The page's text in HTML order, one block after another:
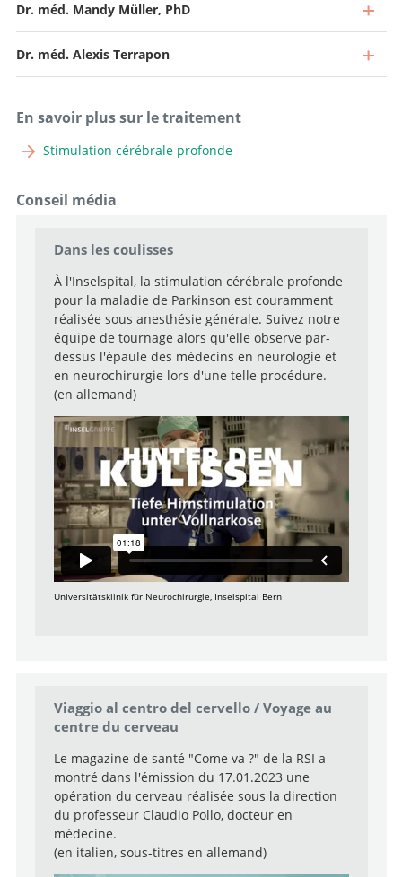
Médecin spécialiste à 40 %, Chef de la neurochirurgie
Chef de clinique
Aller au profil
Chef de Clinique
Aller au profil
Dr. méd. Mandy Müller, PhD
Cheffe de clinique
Aller au profil
Dr. méd. Alexis Terrapon
Chef de clinique adjoint
Aller au profil
En savoir plus sur le traitement
Stimulation cérébrale profonde
Conseil média
Dans les coulisses
À l'Inselspital, la stimulation cérébrale profonde
pour la maladie de Parkinson est couramment
réalisée sous anesthésie générale. Suivez notre
équipe de tournage alors qu'elle observe par-
dessus l'épaule des médecins en neurologie et
en neurochirurgie lors d'une telle procédure.
(en allemand)
Universitätsklinik für Neurochirurgie, Inselspital Bern
Viaggio al centro del cervello / Voyage au
centre du cerveau
Le magazine de santé "Come va ?" de la RSI a
montré dans l'émission du 17.01.2023 une
opération du cerveau réalisée sous la direction
du professeur Claudio Pollo, docteur en
médecine.
(en italien, sous-titres en allemand)